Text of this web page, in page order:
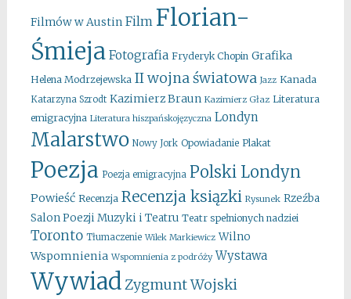
Filmów w Austin Film Florian-
Śmieja Fotografia Fryderyk Chopin Grafika
Helena Modrzejewska II wojna światowa Jazz Kanada
Katarzyna Szrodt Kazimierz Braun Kazimierz Głaz Literatura
emigracyjna Literatura hiszpańskojęzyczna Londyn
Malarstwo Nowy Jork Opowiadanie Plakat
Poezja Poezja emigracyjna Polski Londyn
Powieść Recenzja Recenzja ksiązki Rysunek Rzeźba
Salon Poezji Muzyki i Teatru Teatr spełnionych nadziei
Toronto Tłumaczenie Wilek Markiewicz Wilno
Wspomnienia Wspomnienia z podróży Wystawa
WywiadZygmunt Wojski